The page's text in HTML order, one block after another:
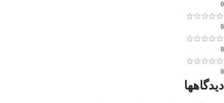
0
0
0
0
دیدگاهها